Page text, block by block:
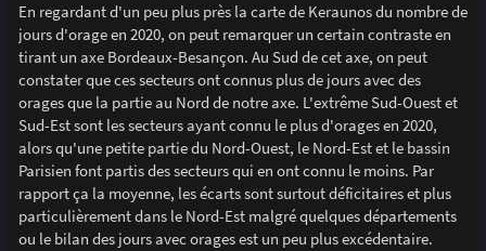
En regardant d'un peu plus près la carte de Keraunos du nombre de
jours d'orage en 2020, on peut remarquer un certain contraste en
tirant un axe Bordeaux-Besançon. Au Sud de cet axe, on peut
constater que ces secteurs ont connus plus de jours avec des
orages que la partie au Nord de notre axe. L'extrême Sud-Ouest et
Sud-Est sont les secteurs ayant connu le plus d'orages en 2020,
alors qu'une petite partie du Nord-Ouest, le Nord-Est et le bassin
Parisien font partis des secteurs qui en ont connu le moins. Par
rapport ça la moyenne, les écarts sont surtout déficitaires et plus
particulièrement dans le Nord-Est malgré quelques départements
ou le bilan des jours avec orages est un peu plus excédentaire.